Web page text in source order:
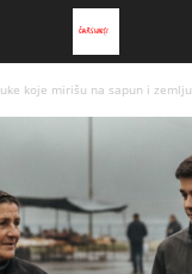
koje mirišu na sapun i zemlju